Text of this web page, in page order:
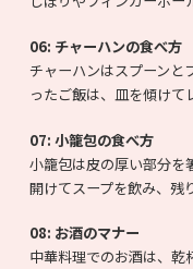
06: チャーハンの食べ方
チャーハンはスプーンと
ったご飯は、皿を傾けて
07: 小籠包の食べ方
小籠包は皮の厚い部分を
開けてスープを飲み、残
08: お酒のマナー
中華料理でのお酒は、乾